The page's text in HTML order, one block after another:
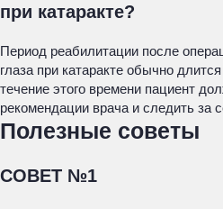
при катаракте?
Период реабилитации после
глаза при катаракте обычно
течение этого времени пациент
рекомендации врача и следить за
Полезные советы
СОВЕТ №1